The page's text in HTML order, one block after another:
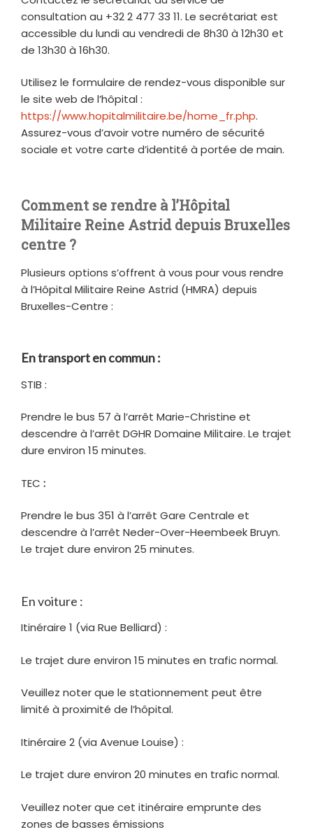
consultation au +32 2 477 33 11. Le secrétariat est
accessible du lundi au vendredi de 8h30 à 12h30 et
de 13h30 à 16h30.
Utilisez le formulaire de rendez-vous disponible sur
le site web de l’hôpital :
https://www.hopitalmilitaire.be/home_fr.php.
Assurez-vous d’avoir votre numéro de sécurité
sociale et votre carte d’identité à portée de main.
Comment se rendre à l’Hôpital
Militaire Reine Astrid depuis Bruxelles
centre ?
Plusieurs options s’offrent à vous pour vous rendre
à l’Hôpital Militaire Reine Astrid (HMRA) depuis
Bruxelles-Centre :
En transport en commun :
STIB :
Prendre le bus 57 à l’arrêt Marie-Christine et
descendre à l’arrêt DGHR Domaine Militaire. Le trajet
dure environ 15 minutes.
TEC :
Prendre le bus 351 à l’arrêt Gare Centrale et
descendre à l’arrêt Neder-Over-Heembeek Bruyn.
Le trajet dure environ 25 minutes.
En voiture :
Itinéraire 1 (via Rue Belliard) :
Le trajet dure environ 15 minutes en trafic normal.
Veuillez noter que le stationnement peut être
limité à proximité de l’hôpital.
Itinéraire 2 (via Avenue Louise) :
Le trajet dure environ 20 minutes en trafic normal.
Veuillez noter que cet itinéraire emprunte des
zones de basses émissions